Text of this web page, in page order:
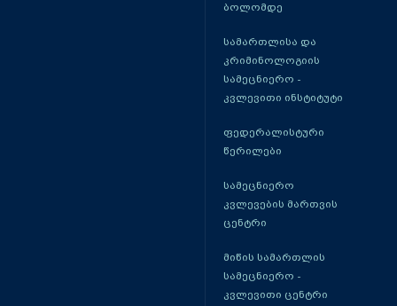
ბოლომდე
სამართლისა და
კრიმინოლოგიის
სამეცნიერო -
კვლევითი ინსტიტუტი
ფედერალისტური
წერილები
სამეცნიერო
კვლევების მართვის
ცენტრი
მიწის სამართლის
სამეცნიერო -
კვლევითი ცენტრი